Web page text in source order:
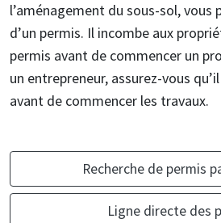
l’aménagement du sous-sol, vous
d’un permis. Il incombe aux
permis avant de commencer un
un entrepreneur, assurez-vous
avant de commencer les travaux.
Recherche de permis
Ligne directe des